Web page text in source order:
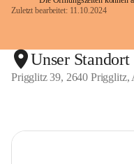
Zuletzt bearbeitet: 11.10.2024
Unser Standort
Prigglitz 39, 2640 Prigglitz,